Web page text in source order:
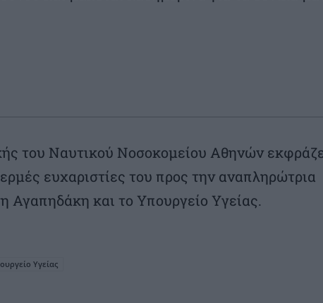
του Ναυτικού Νοσοκομείου Αθηνών
ευχαριστίες του προς την αναπληρώτρια
Αγαπηδάκη και το Υπουργείο Υγείας.
Υγείας